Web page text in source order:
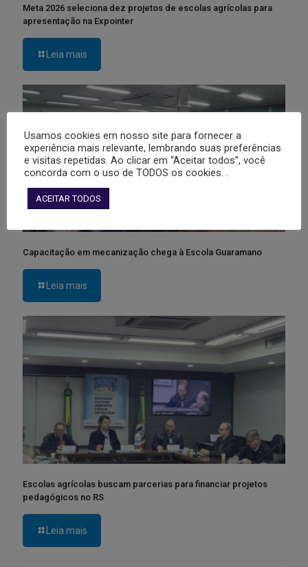
Meta 2026 seleciona dez projetos de escolas agrícolas para
apresentação na Expointer
Leia mais
Capacitação em mecanização chega à Escola Guaramano
Leia mais
Escolas agrícolas buscam parcerias para financiar projetos
pedagógicos no RS
Leia mais
Usamos cookies em nosso site para fornecer a
experiência mais relevante, lembrando suas preferências
e visitas repetidas. Ao clicar em “Aceitar todos”, você
concorda com o uso de TODOS os cookies. .
ACEITAR TODOS